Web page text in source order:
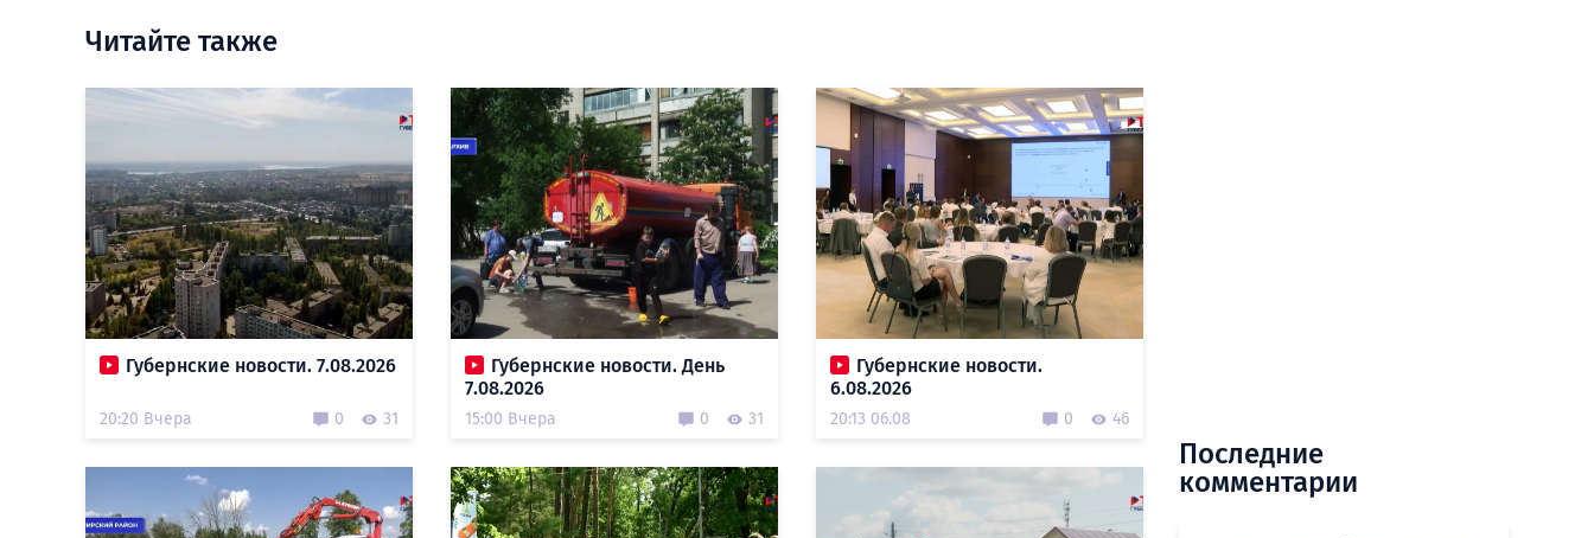
Читайте также
Губернские новости. 7.08.2026
20:20 Вчера 0 31
Губернские новости. День
7.08.2026
15:00 Вчера 0 31
Губернские новости.
6.08.2026
20:13 06.08 0 46
Последние
комментарии